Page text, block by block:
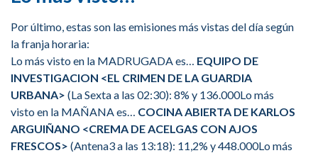
Por último, estas son las emisiones más vistas del día según
la franja horaria:
Lo más visto en la MADRUGADA es… EQUIPO DE
INVESTIGACION <EL CRIMEN DE LA GUARDIA
URBANA> (La Sexta a las 02:30): 8% y 136.000Lo más
visto en la MAÑANA es… COCINA ABIERTA DE KARLOS
ARGUIÑANO <CREMA DE ACELGAS CON AJOS
FRESCOS> (Antena3 a las 13:18): 11,2% y 448.000Lo más